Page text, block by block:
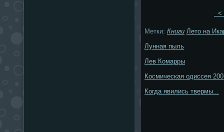
<
Метки: Книги Лето на
Лунная пыль
Лев Комарры
Космическая одиссея
Когда явились твермы...